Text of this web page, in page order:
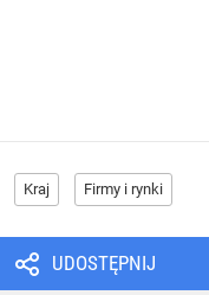
Kraj Firmy i rynki
UDOSTĘPNIJ